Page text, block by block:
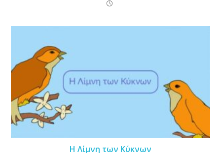
Η Λίμνη των Κύκνων